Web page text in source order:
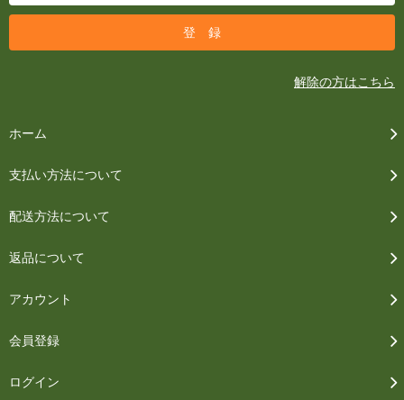
解除の方はこちら
ホーム
支払い方法について
配送方法について
返品について
アカウント
会員登録
ログイン